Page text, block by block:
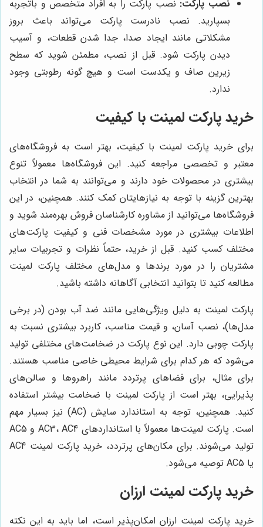
نصب پارکت: نصب پارکت را به افراد متخصص و باتجربه
بسپارید. نصب نادرست پارکت می‌تواند باعث بروز
مشکلاتی مانند ایجاد صدا، جدا شدن قطعات، و آسیب
دیدن پارکت شود. قبل از نصب، مطمئن شوید که سطح
زیرین صاف و یکدست است و هیچ گونه رطوبتی وجود
ندارد.
خرید پارکت لمینت با کیفیت
برای خرید پارکت لمینت با کیفیت، بهتر است به فروشگاه‌های
معتبر و تخصصی مراجعه کنید. این فروشگاه‌ها معمولاً تنوع
بیشتری در محصولات خود دارند و می‌توانند به شما در انتخاب
بهترین گزینه با توجه به نیازهایتان کمک کنند. همچنین، در این
فروشگاه‌ها می‌توانید از مشاوره کارشناسان فروش بهره‌مند شوید و
اطلاعات بیشتری در مورد مشخصات فنی و کیفیت پارکت‌های
مختلف کسب کنید. قبل از خرید، حتماً نظرات و تجربیات سایر
مشتریان را در مورد برندها و مدل‌های مختلف پارکت لمینت
مطالعه کنید تا بتوانید انتخابی آگاهانه داشته باشید.
پارکت لمینت به دلیل ویژگی‌هایی مانند ضد آب بودن (در برخی
مدل‌ها)، نصب آسان، و قیمت مناسب، کاربرد بیشتری نسبت به
پارکت چوبی دارد. این نوع پارکت در ضخامت‌های مختلفی تولید
می‌شود که هر کدام برای شرایط محیطی خاصی مناسب هستند.
برای مثال، برای فضاهای پرتردد مانند راهروها و سالن‌های
پذیرایی، بهتر است از پارکت لمینت با ضخامت بیشتر استفاده
کنید. همچنین، توجه به استاندارد سایش (AC) نیز بسیار مهم
است. پارکت لمینت‌ها معمولاً با استانداردهای AC3، AC4 و AC5
تولید می‌شوند. برای مکان‌های پرتردد، خرید پارکت لمینت AC4
یا AC5 توصیه می‌شود.
خرید پارکت لمینت ارزان
خرید پارکت لمینت ارزان امکان‌پذیر است، اما باید به این نکته